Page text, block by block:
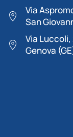
Via
San
Via
Genova